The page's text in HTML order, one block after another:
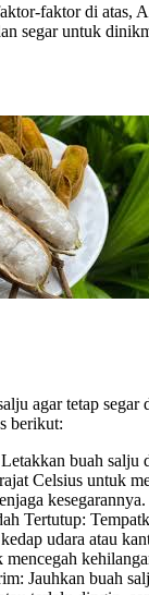
faktor di atas,
segar untuk
agar tetap segar
berikut:
buah salju
Celsius untuk
kesegarannya.
Tertutup:
udara atau
mencegah
: Jauhkan buah